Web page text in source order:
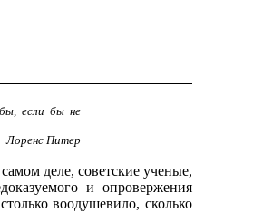
если бы не
Лоренс Питер
деле, советские ученые,
и опровержения
воодушевило, сколько